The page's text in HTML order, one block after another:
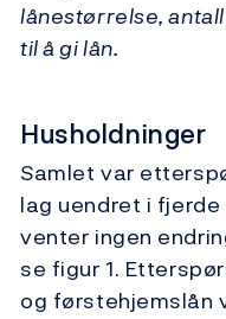
lånestørrelse,
til å gi lån.
Husholdninger
Samlet var
lag uendret i
venter ingen
se figur 1.
og førstehjemslån